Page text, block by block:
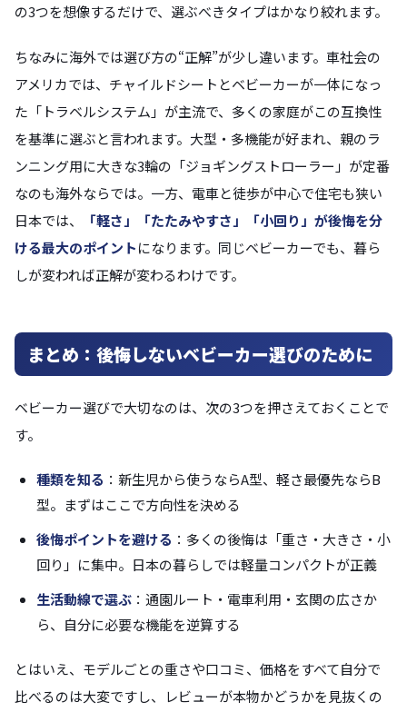
の3つを想像するだけで、選ぶべきタイプはかなり絞れます。
ちなみに海外では選び方の“正解”が少し違います。車社会の
アメリカでは、チャイルドシートとベビーカーが一体になっ
た「トラベルシステム」が主流で、多くの家庭がこの互換性
を基準に選ぶと言われます。大型・多機能が好まれ、親のラ
ンニング用に大きな3輪の「ジョギングストローラー」が定番
なのも海外ならでは。一方、電車と徒歩が中心で住宅も狭い
日本では、
「軽さ」「たたみやすさ」「小回り」が後悔を分
ける最大のポイントになります。同じベビーカーでも、暮ら
しが変われば正解が変わるわけです。
まとめ：後悔しないベビーカー選びのために
ベビーカー選びで大切なのは、次の3つを押さえておくことで
す。
種類を知る ：新生児から使うならA型、軽さ最優先ならB
型。まずはここで方向性を決める
後悔ポイントを避ける ：多くの後悔は「重さ・大きさ・小
回り」に集中。日本の暮らしでは軽量コンパクトが正義
生活動線で選ぶ ：通園ルート・電車利用・玄関の広さか
ら、自分に必要な機能を逆算する
とはいえ、モデルごとの重さや口コミ、価格をすべて自分で
比べるのは大変ですし、レビューが本物かどうかを見抜くの